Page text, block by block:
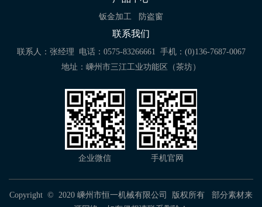
钣金加工 防盗窗
联系我们
联系人：张经理 电话：0575-83266661
手机：(0)136-7687-0067
地址：嵊州市三江工业功能区（茶坊）
企业微信 手机官网
Copyright © 2020 嵊州市恒一机械有限公司 版权所有 部分素材来